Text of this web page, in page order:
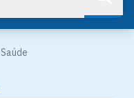
Saúde